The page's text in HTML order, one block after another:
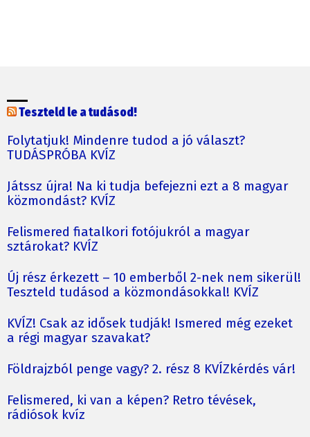
Teszteld le a tudásod!
Folytatjuk! Mindenre tudod a jó választ?
TUDÁSPRÓBA KVÍZ
Játssz újra! Na ki tudja befejezni ezt a 8 magyar
közmondást? KVÍZ
Felismered fiatalkori fotójukról a magyar
sztárokat? KVÍZ
Új rész érkezett – 10 emberből 2-nek nem sikerül!
Teszteld tudásod a közmondásokkal! KVÍZ
KVÍZ! Csak az idősek tudják! Ismered még ezeket
a régi magyar szavakat?
Földrajzból penge vagy? 2. rész 8 KVÍZkérdés vár!
Felismered, ki van a képen? Retro tévések,
rádiósok kvíz